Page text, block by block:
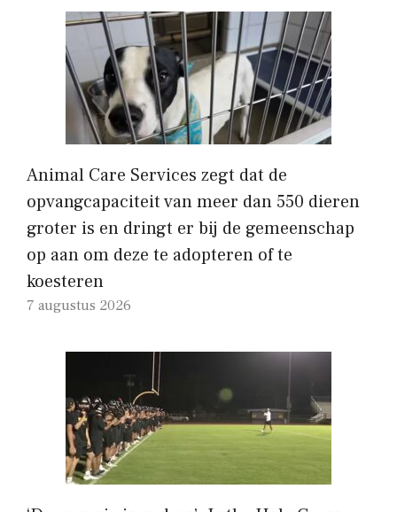
Animal Care Services zegt dat de
opvangcapaciteit van meer dan 550 dieren
groter is en dringt er bij de gemeenschap
op aan om deze te adopteren of te
koesteren
7 augustus 2026